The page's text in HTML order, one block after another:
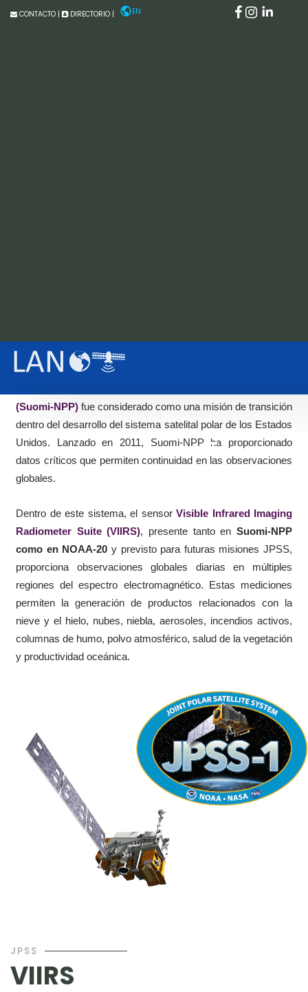
CONTACTO | DIRECTORIO | EN
extremos.
(Suomi-NPP) fue considerado como una misión de transición
dentro del desarrollo del sistema satelital polar de los Estados
Unidos. Lanzado en 2011, Suomi-NPP ha proporcionado
datos críticos que permiten continuidad en las observaciones
globales.
Dentro de este sistema, el sensor Visible Infrared Imaging
Radiometer Suite (VIIRS), presente tanto enSuomi-NPP
como en NOAA-20 y previsto para futuras misiones JPSS,
proporciona observaciones globales diarias en múltiples
regiones del espectro electromagnético. Estas mediciones
permiten la generación de productos relacionados con la
nieve y el hielo, nubes, niebla, aerosoles, incendios activos,
columnas de humo, polvo atmosférico, salud de la vegetación
y productividad oceánica.
JPSS
VIIRS